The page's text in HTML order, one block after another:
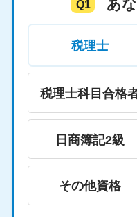
Q1 あ
税理士
税理士科目合格
日商簿記2級
その他資格